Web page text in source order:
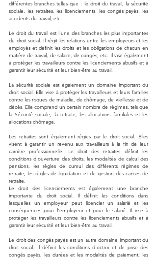
différentes branches telles que : le droit du travail, la sécurité
sociale, les retraites, les licenciements, les congés payés, les
accidents du travail, etc.
Le droit du travail est l'une des branches les plus importantes
du droit social. Il régit les relations entre les employeurs et les
employés et définit les droits et les obligations de chacun en
matière de travail, de salaire, de congés, etc. Il vise également
à protéger les travailleurs contre les licenciements abusifs et à
garantir leur sécurité et leur bien-être au travail.
La sécurité sociale est également un domaine important du
droit social. Elle vise à protéger les travailleurs et leurs familles
contre les risques de maladie, de chômage, de vieillesse et de
décès. Elle comprend un certain nombre de régimes, tels que
la Sécurité sociale, la retraite, les allocations familiales et les
allocations chômage.
Les retraites sont également régies par le droit social. Elles
visent à garantir un revenu aux travailleurs à la fin de leur
carrière professionnelle. Le droit des retraites définit les
conditions d'ouverture des droits, les modalités de calcul des
pensions, les règles de cumul des différents régimes de
retraite, les règles de liquidation et de gestion des caisses de
retraite.
Le droit des licenciements est également une branche
importante du droit social. Il définit les conditions dans
lesquelles un employeur peut licencier un salarié et les
conséquences pour l'employeur et pour le salarié. Il vise à
protéger les travailleurs contre les licenciements abusifs et à
garantir leur sécurité et leur bien-être au travail.
Le droit des congés payés est un autre domaine important du
droit social. Il définit les conditions d'octroi et de prise des
congés payés, les durées et les modalités de paiement, les